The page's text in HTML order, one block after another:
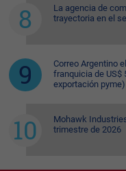
La agencia de
trayectoria en el
Correo Argentino
franquicia de US$
exportación pyme)
Mohawk
trimestre de 2026